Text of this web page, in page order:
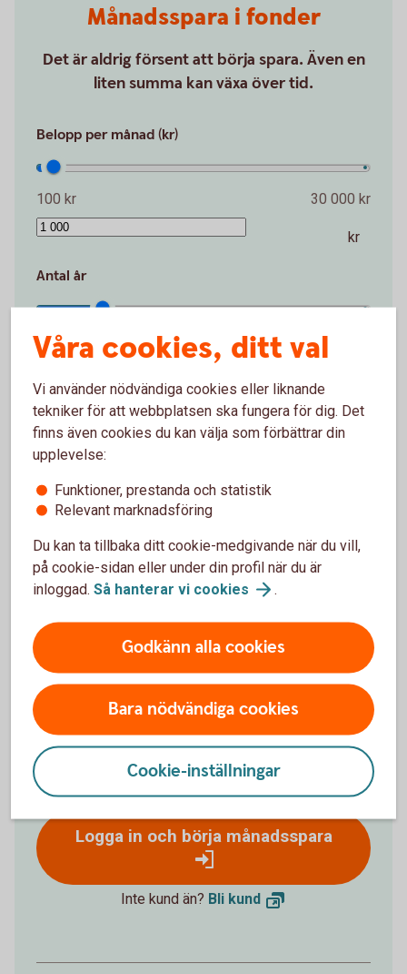
Månadsspara i fonder
Det är aldrig försent att börja spara. Även en
liten summa kan växa över tid.
Belopp per månad (kr)
100 kr 30 000 kr
kr
Antal år
1 år
Startbelopp (kr)
0 kr
Avkastning per år (%)
0 % 15 %
Förväntat sparbelopp om 10 år
172 019 kr
Insättningar från dig är 120 000 kr.
Logga in och börja månadsspara
Inte kund än? Bli kund
Våra cookies, ditt val
Vi använder nödvändiga cookies eller liknande
tekniker för att webbplatsen ska fungera för dig. Det
finns även cookies du kan välja som förbättrar din
upplevelse:
Funktioner, prestanda och statistik
Relevant marknadsföring
Du kan ta tillbaka ditt cookie-medgivande när du vill,
på cookie-sidan eller under din profil när du är
inloggad. Så hanterar vi cookies .
Godkänn alla cookies
Bara nödvändiga cookies
Cookie-inställningar